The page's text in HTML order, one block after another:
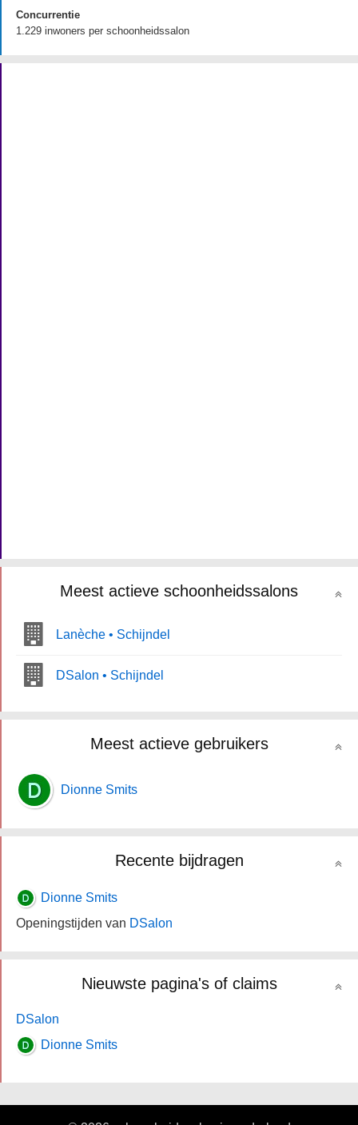
Concurrentie
1.229 inwoners per schoonheidssalon
Meest actieve schoonheidssalons
Lanèche • Schijndel
DSalon • Schijndel
Meest actieve gebruikers
Dionne Smits
Recente bijdragen
Dionne Smits
Openingstijden van DSalon
Nieuwste pagina's of claims
DSalon
Dionne Smits